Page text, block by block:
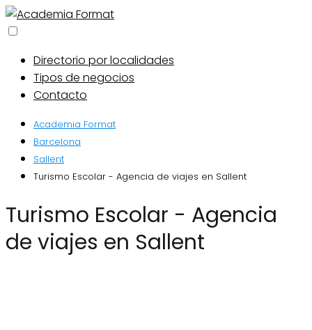
Directorio por localidades
Tipos de negocios
Contacto
Academia Format
Barcelona
Sallent
Turismo Escolar - Agencia de viajes en Sallent
Turismo Escolar - Agencia
de viajes en Sallent